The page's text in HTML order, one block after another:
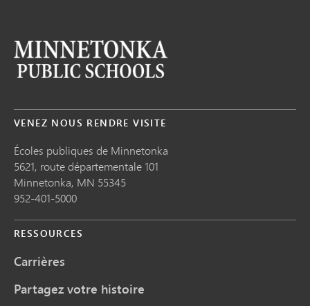
VENEZ NOUS RENDRE VISITE
Écoles publiques de Minnetonka
5621, route départementale 101
Minnetonka, MN 55345
952-401-5000
RESSOURCES
Carrières
Partagez votre histoire